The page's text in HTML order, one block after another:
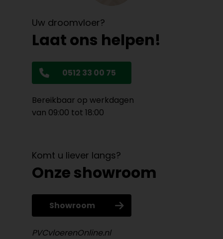
Uw droomvloer?
Laat ons helpen!
0512 33 00 75
Bereikbaar op werkdagen
van 09:00 tot 18:00
Komt u liever langs?
Onze showroom
Showroom
PVCvloerenOnline.nl